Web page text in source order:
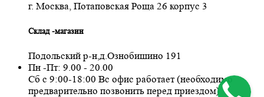
г. Москва, Потаповская Роща 26 корпус 3
Склад -магазин
Подольский р-н,д.Ознобишино 191
Пн -Пт: 9.00 - 20.00
Сб с 9:00-18:00 Вс офис работает (необходимо
предварительно позвонить перед приездом)